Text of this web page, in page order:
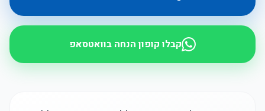
קבלו קופון הנחה בוואטסאפ